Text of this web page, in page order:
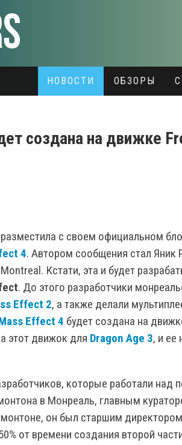
НОВОСТИ ОБЗОРЫ
создана на движке
разместила с своем официальном
4. Автором сообщения стал Яник
Кстати, эта и будет
. До этого разработчики
Effect 2, а также делали
Effect 4 будет создана на
этот движок для Dragon Age 3, и ее
которые работали
в Монреаль, главным
он был старшим
от времени создания второй